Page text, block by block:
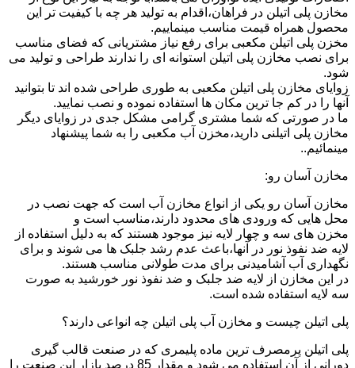
مخازن پلی اتیلن در فراهان،اقدام به تولید هر چه با کیفیت تر این
محصول همراه قیمت مناسب مینماییم.
مخزن پلی اتیلن مکعبی برای رفع نیاز مشتریانی که فضای مناسب
برای نصب مخازن پلی اتیلن استوانه ای را ندارند طراحی و تولید می
شود.
زوایای مخازن پلی اتیلن مکعبی به طوری طراحی شده اند تا بتوانید
آنها را در کم جا ترین مکان ها استفاده نموده و نصب نمایید.
ما در صورتی که شما مشتری گرامی مشکل جدی در زوایای دیگر
مخازن پلی اتیلنی دارید،مخزن آب مکعبی را به شما پیشنهاد
مینمائیم..
مخازن آسان رو:
مخازن آسان رو یکی از انواع مخازن آب است که جهت نصب در
محل هایی که ورودی های محدود دارند،مناسب است و
مخزن های سه و چهار لایه نیز موجود هستند که به دلیل استفاده از
لایه ضد نفوذ نور در آنها،باعث عدم رشد جلبک ها می شوند و برای
نگهداری آب آشامیدنی برای مدت طولانی مناسب هستند.
در این مخازن از لایه ضد جلبک و ضد نفوذ نور خورشید به صورت
سه لایه استفاده شده است.
پلی اتیلن چیست و مخازن آب پلی اتیلن چه انواعی دارند؟
پلی اتیلن پرمصرف ترین ماده پلیمری که در صنعت قالب گیری
دورانی از آن استفاده می شود و مقدار 85 درصد بازار این صنعت را